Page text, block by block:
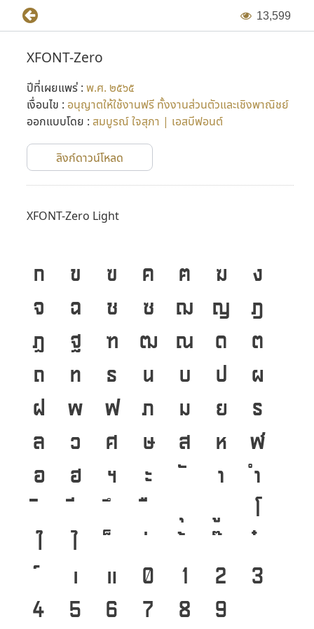
13,599
XFONT-Zero
ปีที่เผยแพร่ : พ.ศ. ๒๕๖๕
เงื่อนไข : อนุญาตให้ใช้งานฟรี ทั้งงานส่วนตัวและเชิงพาณิชย์
ออกแบบโดย : สมบูรณ์ ใจสุภา | เอสบีฟอนต์
ลิงก์ดาวน์โหลด
XFONT-Zero Light
ก ข ฃ ค ฅ ฆ ง
จ ฉ ช ซ ฌ ญ ฎ
ฏ ฐ ฑ ฒ ณ ด ต
ถ ท ธ น บ ป ผ
ฝ พ ฟ ภ ม ย ร
ล ว ศ ษ ส ห ฬ
อ ฮ ฯ ะ า ำ
โ
ใ ไ
เ แ ๐ ๑ ๒ ๓
๔ ๕ ๖ ๗ ๘ ๙